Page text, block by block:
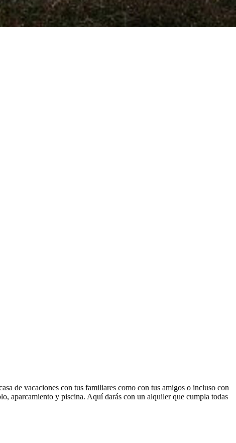
de vacaciones con tus familiares como con tus amigos o incluso con
aparcamiento y piscina. Aquí darás con un alquiler que cumpla todas